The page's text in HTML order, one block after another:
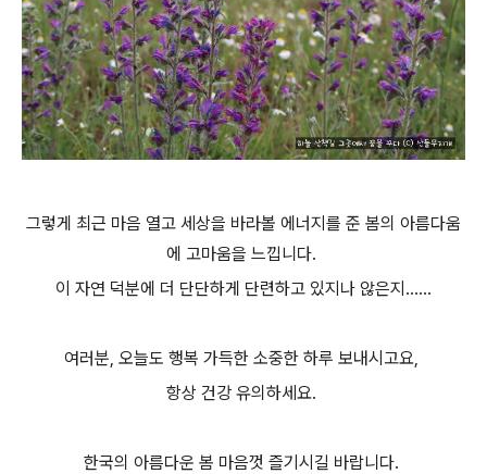
그렇게 최근 마음 열고 세상을 바라볼 에너지를 준 봄의 아름다움
에 고마움을 느낍니다.
이 자연 덕분에 더 단단하게 단련하고 있지나 않은지......
여러분, 오늘도 행복 가득한 소중한 하루 보내시고요,
항상 건강 유의하세요.
한국의 아름다운 봄 마음껏 즐기시길 바랍니다.